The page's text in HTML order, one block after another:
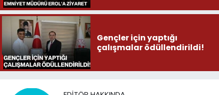
Gençler için yaptığı
çalışmalar ödüllendirildi!